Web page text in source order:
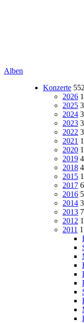
Alben
Konzerte
2026
2025
2024
2023
2022
2021
2020
2019
2018
2015
2017
2016
2014
2013
2012
2011